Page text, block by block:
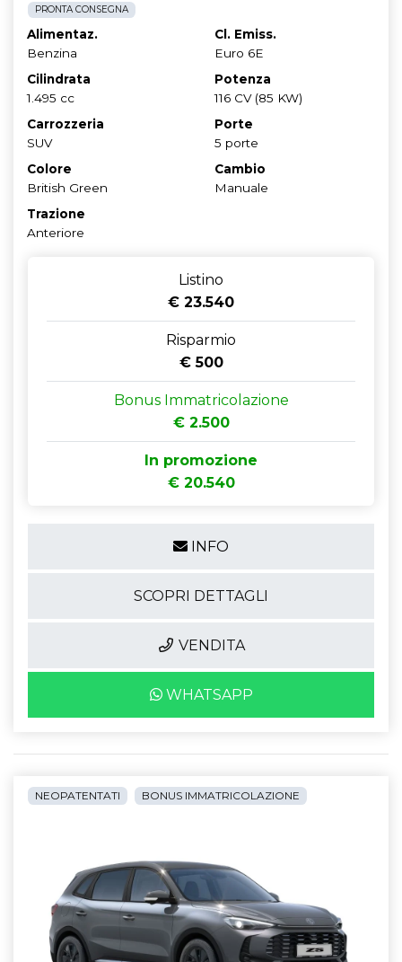
PRONTA CONSEGNA
Alimentaz.
Benzina
Cl. Emiss.
Euro 6E
Cilindrata
1.495 cc
Potenza
116 CV (85 KW)
Carrozzeria
SUV
Porte
5 porte
Colore
British Green
Cambio
Manuale
Trazione
Anteriore
Listino
€ 23.540
Risparmio
€ 500
Bonus Immatricolazione
€ 2.500
In promozione
€ 20.540
INFO
SCOPRI DETTAGLI
VENDITA
WHATSAPP
NEOPATENTATI BONUS IMMATRICOLAZIONE